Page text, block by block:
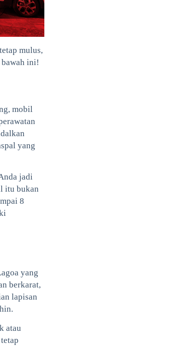
mulus,
ini!
mobil
yang
jadi
itu bukan
8
yang
berkarat,
lapisan
atau